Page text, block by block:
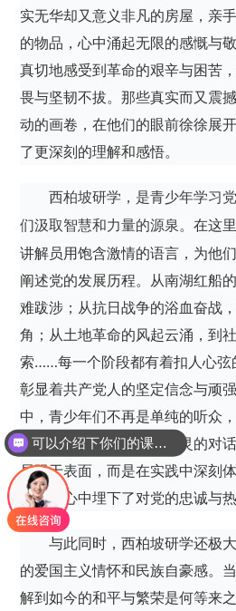
实无华却又意义非凡的房屋，亲
的物品，心中涌起无限的感慨与
真切地感受到革命的艰辛与困苦
畏与坚韧不拔。那些真实而又震
动的画卷，在他们的眼前徐徐展
了更深刻的理解和感悟。
西柏坡研学，是青少年学习
们汲取智慧和力量的源泉。在这
讲解员用饱含激情的语言，为他
阐述党的发展历程。从南湖红船
难跋涉；从抗日战争的浴血奋战
角；从土地革命的风起云涌，到
索……每一个阶段都有着扣人心弦
彰显着共产党人的坚定信念与顽
中，青少年们不再是单纯的听众
考，与历史进行着一场心灵的对
局限于表面，而是在实践中深刻
从而在心中埋下了对党的忠诚与热
与此同时，西柏坡研学还极
的爱国主义情怀和民族自豪感。
解到如今的和平与繁荣是何等来
可以介绍下你们的课程吗？